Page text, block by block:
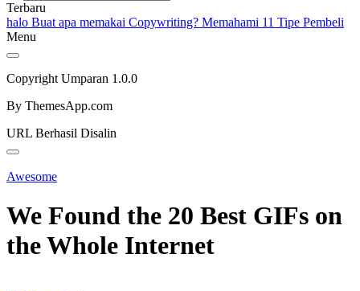
Terbaru
halo Buat apa memakai Copywriting? Memahami 11 Tipe Pembeli
Menu
Copyright Umparan 1.0.0
By ThemesApp.com
URL Berhasil Disalin
Awesome
We Found the 20 Best GIFs on
the Whole Internet